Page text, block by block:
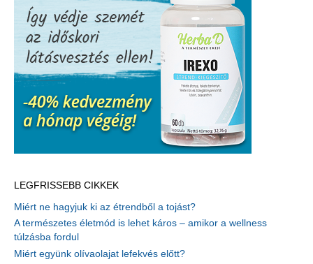
LEGFRISSEBB CIKKEK
Miért ne hagyjuk ki az étrendből a tojást?
A természetes életmód is lehet káros – amikor a wellness
túlzásba fordul
Miért együnk olívaolajat lefekvés előtt?